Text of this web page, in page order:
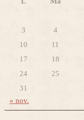
3
4
10
11
17
18
24
25
31
« nov.